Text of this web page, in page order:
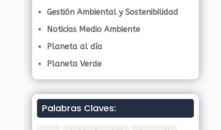
Gestión Ambiental y Sostenibilidad
Noticias Medio Ambiente
Planeta al día
Planeta Verde
Palabras Claves: